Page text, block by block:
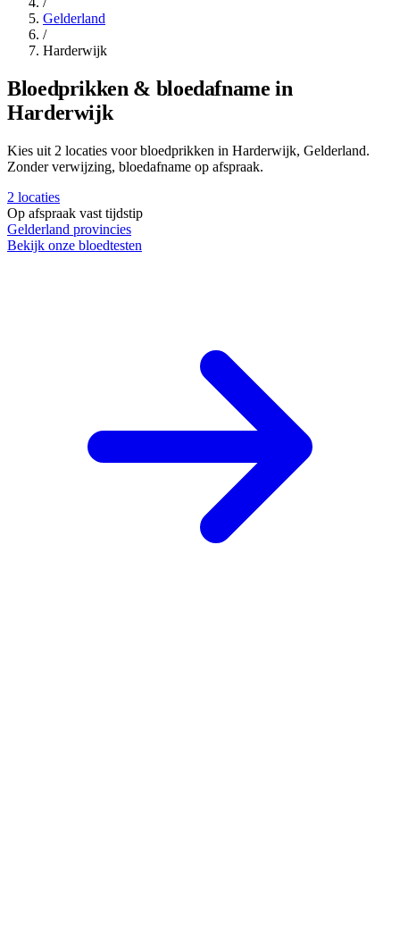
Gelderland
/
Harderwijk
Bloedprikken & bloedafname in
Harderwijk
Kies uit 2 locaties voor bloedprikken in Harderwijk, Gelderland.
Zonder verwijzing, bloedafname op afspraak.
2 locaties
Op afspraak vast tijdstip
Gelderland provincies
Bekijk onze bloedtesten